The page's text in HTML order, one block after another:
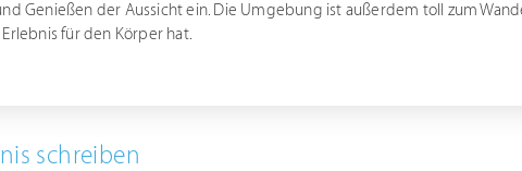
Genießen der Aussicht ein. Die Umgebung ist außerdem toll zum
für den Körper hat.
schreiben